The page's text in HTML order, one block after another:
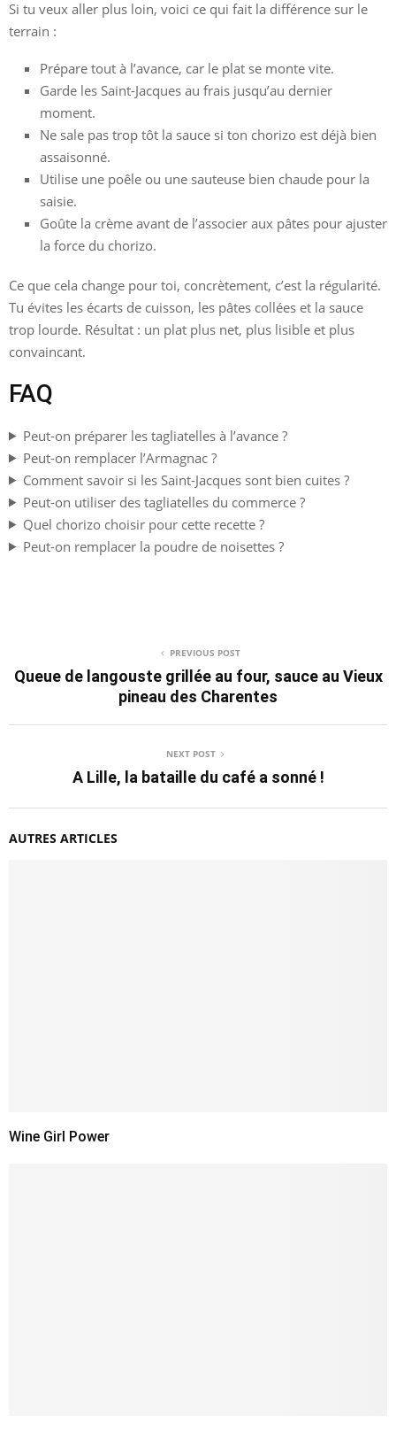
Si tu veux aller plus loin, voici ce qui fait la différence sur le
terrain :
Prépare tout à l’avance, car le plat se monte vite.
Garde les Saint-Jacques au frais jusqu’au dernier
moment.
Ne sale pas trop tôt la sauce si ton chorizo est déjà bien
assaisonné.
Utilise une poêle ou une sauteuse bien chaude pour la
saisie.
Goûte la crème avant de l’associer aux pâtes pour ajuster
la force du chorizo.
Ce que cela change pour toi, concrètement, c’est la régularité.
Tu évites les écarts de cuisson, les pâtes collées et la sauce
trop lourde. Résultat : un plat plus net, plus lisible et plus
convaincant.
FAQ
Peut-on préparer les tagliatelles à l’avance ?
Peut-on remplacer l’Armagnac ?
Comment savoir si les Saint-Jacques sont bien cuites ?
Peut-on utiliser des tagliatelles du commerce ?
Quel chorizo choisir pour cette recette ?
Peut-on remplacer la poudre de noisettes ?
PREVIOUS POST
Queue de langouste grillée au four, sauce au Vieux
pineau des Charentes
NEXT POST
A Lille, la bataille du café a sonné !
AUTRES ARTICLES
Wine Girl Power